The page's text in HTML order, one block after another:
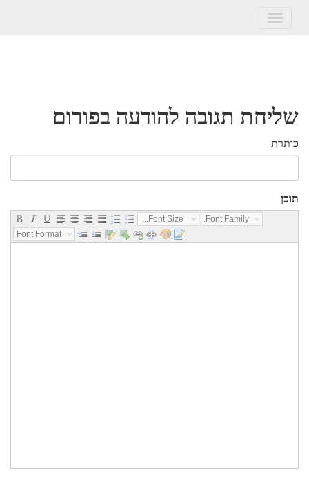
Toggle
שליחת תגובה להודעה בפורום
כותרת
תוכן
Font Size...
Font Family...
Font Format...